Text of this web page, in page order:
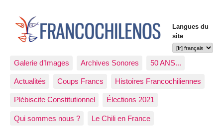
Langues du
site
Galerie d’Images Archives Sonores 50 ANS...
Actualités Coups Francs Histoires Francochiliennes
Plébiscite Constitutionnel Élections 2021
Qui sommes nous ? Le Chili en France